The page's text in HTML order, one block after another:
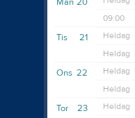
23:00
09:00
00:00
21
Tis Heldag
Heldag
22
Ons Heldag
Heldag
23
Tor Heldag